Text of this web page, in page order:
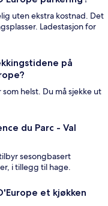
uten ekstra kostnad. Det
Ladestasjon for
på
helst. Du må sjekke ut
du Parc - Val
sesongbasert
i tillegg til hage.
et kjøkken